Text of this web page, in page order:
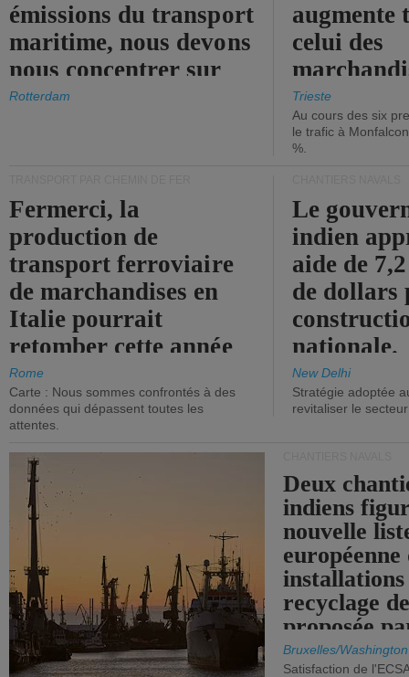
émissions du transport
maritime, nous devons
nous concentrer sur
les ports.
Rotterdam
augmente
celui des
diminue.
Trieste
Au cours des six
le trafic à
%.
Fermerci, la
production de
transport ferroviaire
de marchandises en
Italie pourrait
retomber cette année
aux niveaux de 2015.
Rome
Carte : Nous sommes confrontés à des
données qui dépassent toutes les
attentes.
Le
indien
aide de
de dollars
nationale.
New Delhi
Stratégie adoptée
revitaliser le secteur
Deux
indiens
nouvelle
européenne
installations
recyclage
proposée
Bruxelles/Washington
Satisfaction de